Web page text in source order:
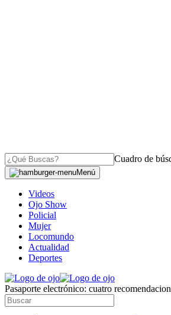
Cuadro de
Menú
Videos
Ojo Show
Policial
Mujer
Locomundo
Actualidad
Deportes
Pasaporte electrónico: cuatro